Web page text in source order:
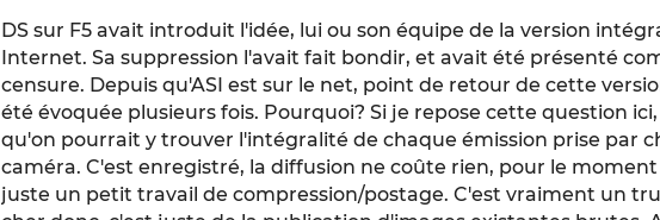
DS sur F5 avait introduit l'idée, lui ou son équipe de la version
Internet. Sa suppression l'avait fait bondir, et avait été présenté
censure. Depuis qu'ASI est sur le net, point de retour de cette
été évoquée plusieurs fois. Pourquoi? Si je repose cette question
qu'on pourrait y trouver l'intégralité de chaque émission prise par
caméra. C'est enregistré, la diffusion ne coûte rien, pour le
juste un petit travail de compression/postage. C'est vraiment un